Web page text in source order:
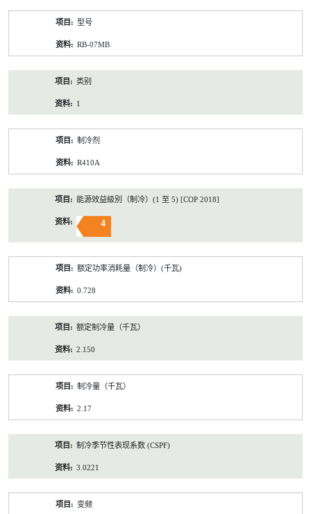
型号
RB-07MB
类别
1
制冷剂
R410A
能源效益級別（制冷）(1 至 5) [COP 2018]
4
额定功率消耗量（制冷）(千瓦)
0.728
额定制冷量（千瓦）
2.150
制冷量（千瓦）
2.17
制冷季节性表现系数 (CSPF)
3.0221
变频